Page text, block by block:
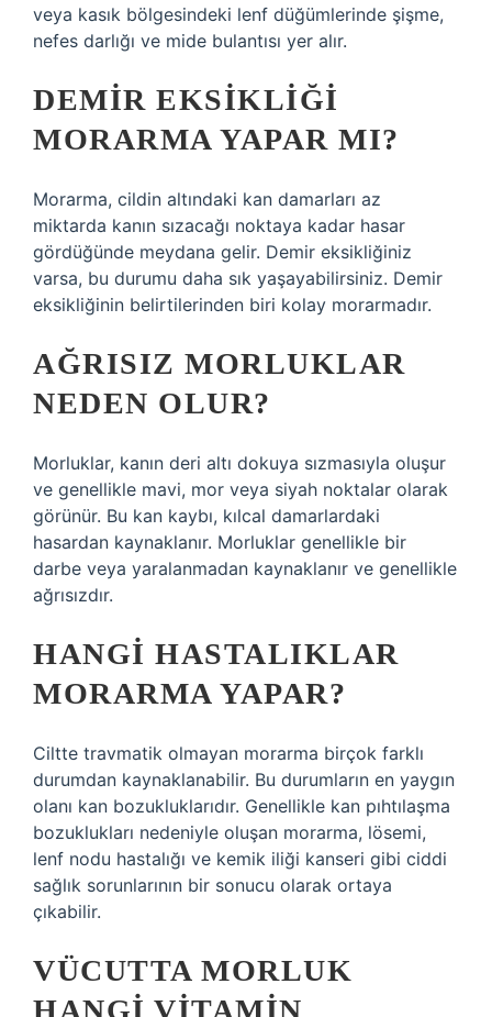
veya kasık bölgesindeki lenf düğümlerinde şişme,
nefes darlığı ve mide bulantısı yer alır.
DEMIR EKSIKLIĞI
MORARMA YAPAR MI?
Morarma, cildin altındaki kan damarları az
miktarda kanın sızacağı noktaya kadar hasar
gördüğünde meydana gelir. Demir eksikliğiniz
varsa, bu durumu daha sık yaşayabilirsiniz. Demir
eksikliğinin belirtilerinden biri kolay morarmadır.
AĞRISIZ MORLUKLAR
NEDEN OLUR?
Morluklar, kanın deri altı dokuya sızmasıyla oluşur
ve genellikle mavi, mor veya siyah noktalar olarak
görünür. Bu kan kaybı, kılcal damarlardaki
hasardan kaynaklanır. Morluklar genellikle bir
darbe veya yaralanmadan kaynaklanır ve genellikle
ağrısızdır.
HANGI HASTALIKLAR
MORARMA YAPAR?
Ciltte travmatik olmayan morarma birçok farklı
durumdan kaynaklanabilir. Bu durumların en yaygın
olanı kan bozukluklarıdır. Genellikle kan pıhtılaşma
bozuklukları nedeniyle oluşan morarma, lösemi,
lenf nodu hastalığı ve kemik iliği kanseri gibi ciddi
sağlık sorunlarının bir sonucu olarak ortaya
çıkabilir.
VÜCUTTA MORLUK
HANGI VITAMIN